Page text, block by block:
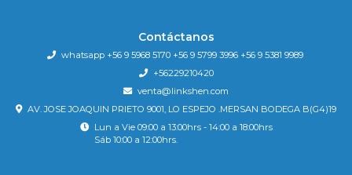
Contáctanos
whatsapp +56 9 5968 5170 +56 9 5799 3996 +56 9 5381 9989
+56229210420
venta@linkshen.com
AV. JOSE JOAQUIN PRIETO 9001, LO ESPEJO .MERSAN BODEGA B(G4)19
Lun a Vie 09:00 a 13:00hrs - 14:00 a 18:00hrs
Sáb 10:00 a 12:00hrs.